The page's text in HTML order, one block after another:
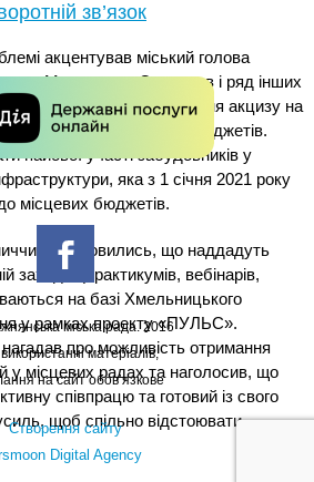
акцентував міський голова
Мельничук. Окреслив і ряд інших
методика нарахування акцизу на
частину місцевих бюджетів.
пайової участі забудовників у
яка з 1 січня 2021 року
місцевих бюджетів.
домовились, що наддадуть
заходів (практикумів, вебінарів,
на базі Хмельницького
у рамках проекту «ПУЛЬС».
про можливість отримання
у місцевих радах та наголосив, що
співпрацю та готовий із свого
щоб спільно відстоювати
зв’язок
міська рада. 2016
матеріалів,
на сайт обов’язкове
Створення сайту
Digital Agency